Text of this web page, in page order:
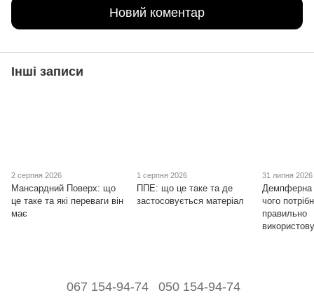
Новий коментар
Інші записи
2 серпня 2026
Мансардний Поверх: що
це таке та які переваги він
має
1 серпня 2026
ППЕ: що це таке та де
застосовується матеріал
31 липня 2026
Демпферна
чого
правильно
067 154-94-74 050 154-94-74